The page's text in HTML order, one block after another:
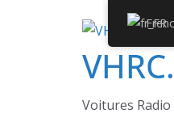
Voitures Radio